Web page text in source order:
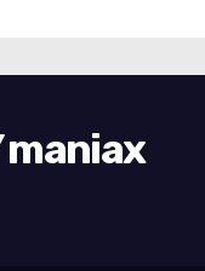
場！
maniax